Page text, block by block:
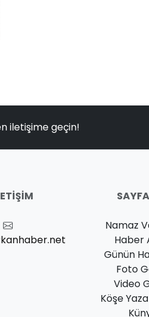
iletişime geçin!
Namaz
Haber
Günün
Foto
Video
Köşe